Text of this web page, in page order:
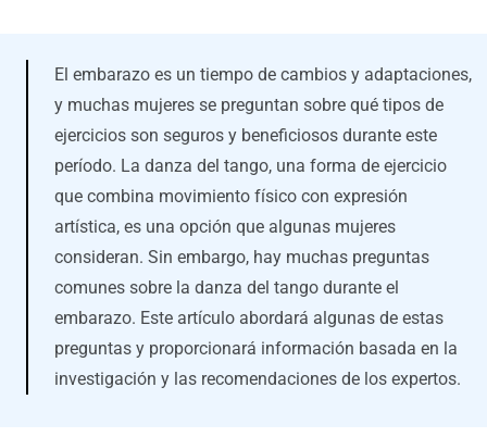
El embarazo es un tiempo de cambios y adaptaciones,
y muchas mujeres se preguntan sobre qué tipos de
ejercicios son seguros y beneficiosos durante este
período. La danza del tango, una forma de ejercicio
que combina movimiento físico con expresión
artística, es una opción que algunas mujeres
consideran. Sin embargo, hay muchas preguntas
comunes sobre la danza del tango durante el
embarazo. Este artículo abordará algunas de estas
preguntas y proporcionará información basada en la
investigación y las recomendaciones de los expertos.